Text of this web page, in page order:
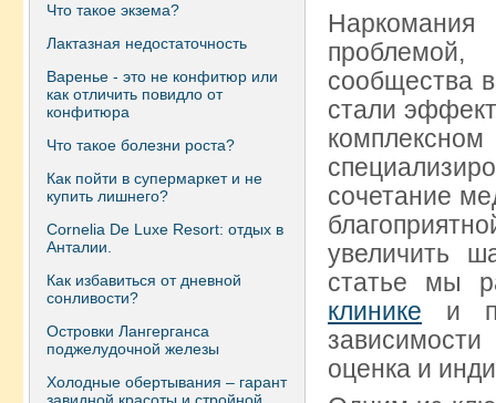
Что такое экзема?
Лактазная недостаточность
Варенье - это не конфитюр или
как отличить повидло от
конфитюра
Что такое болезни роста?
Как пойти в супермаркет и не
купить лишнего?
Сornelia De Luxe Resort: отдых в
Анталии.
Как избавиться от дневной
сонливости?
Островки Лангерганса
поджелудочной железы
Холодные обертывания – гарант
сообщества
стали
сочетание
увеличить
статье мы
клинике и
оценка и